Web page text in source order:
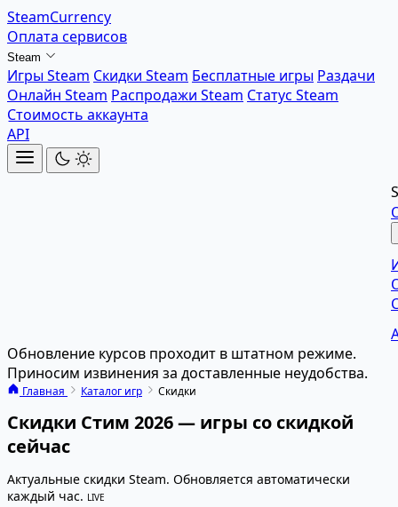
SteamCurrency
Оплата сервисов
Steam
Игры Steam Скидки Steam Бесплатные игры Раздачи
Онлайн Steam Распродажи Steam Статус Steam
Стоимость аккаунта
API
Обновление курсов проходит в штатном режиме.
Приносим извинения за доставленные неудобства.
Главная Каталог игр Скидки
Скидки Стим 2026 — игры со скидкой
сейчас
Актуальные скидки Steam. Обновляется автоматически
каждый час. LIVE